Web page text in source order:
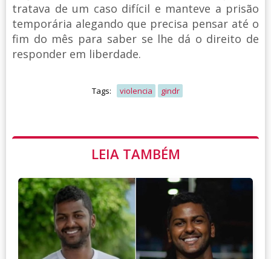
tratava de um caso difícil e manteve a prisão
temporária alegando que precisa pensar até o
fim do mês para saber se lhe dá o direito de
responder em liberdade.
Tags: violencia gindr
LEIA TAMBÉM